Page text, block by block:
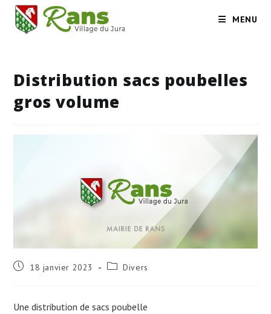
content
MENU
Distribution sacs poubelles
gros volume
Publication
18 janvier 2023
PostDivers
Une distribution de sacs poubelle